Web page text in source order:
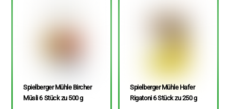
Spielberger Mühle Bircher
Müsli 6 Stück zu 500 g
Spielberger Mühle Hafer
Rigatoni 6 Stück zu 250 g